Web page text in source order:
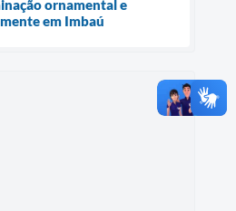
ornamental e
em Imbaú